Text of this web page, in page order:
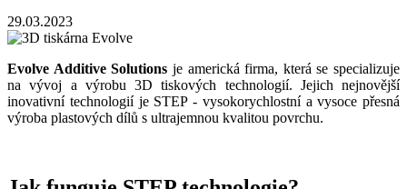
29.03.2023
Evolve Additive Solutions je americká firma, která se specializuje
na vývoj a výrobu 3D tiskových technologií. Jejich nejnovější
inovativní technologií je STEP - vysokorychlostní a vysoce přesná
výroba plastových dílů s ultrajemnou kvalitou povrchu.